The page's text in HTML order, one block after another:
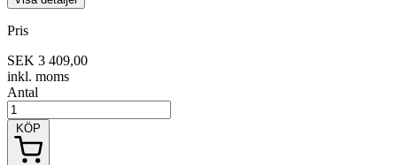
Pris
SEK 3 409,00
inkl. moms
Antal
KÖP